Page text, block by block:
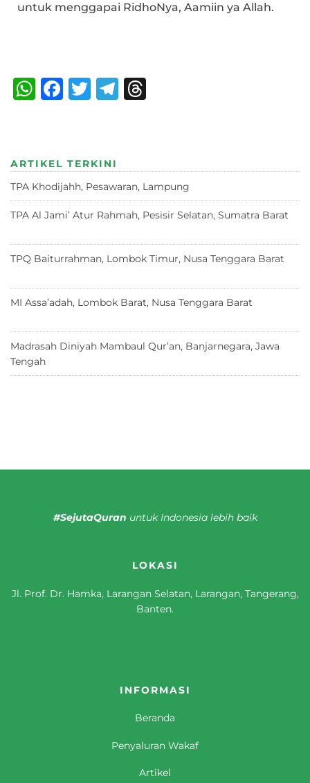
untuk menggapai RidhoNya, Aamiin ya Allah.
W
s
A
p
p
F
e
b
o
o
k
T
te
r
T
ra
m
d
s
ARTIKEL TERKINI
TPA Khodijahh, Pesawaran, Lampung
TPA Al Jami’ Atur Rahmah, Pesisir Selatan, Sumatra Barat
TPQ Baiturrahman, Lombok Timur, Nusa Tenggara Barat
MI Assa’adah, Lombok Barat, Nusa Tenggara Barat
Madrasah Diniyah Mambaul Qur’an, Banjarnegara, Jawa
Tengah
#SejutaQuran untuk Indonesia lebih baik
LOKASI
Jl. Prof. Dr. Hamka, Larangan Selatan, Larangan, Tangerang,
Banten.
INFORMASI
Beranda
Penyaluran Wakaf
Artikel